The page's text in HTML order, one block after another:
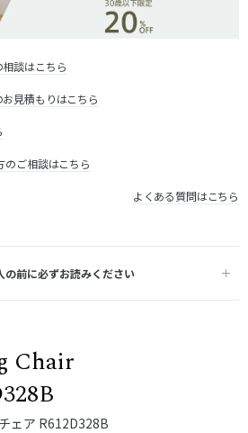
談はこちら
見積もりはこちら
のご相談はこちら
よくある質問はこちら
の前に必ずお読みください
Chair
ェア R612D328B